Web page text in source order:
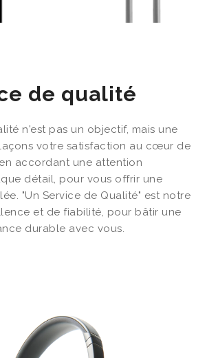
de qualité
n'est pas un objectif, mais une
votre satisfaction au cœur de
accordant une attention
détail, pour vous offrir une
"Un Service de Qualité" est notre
et de fiabilité, pour bâtir une
durable avec vous.